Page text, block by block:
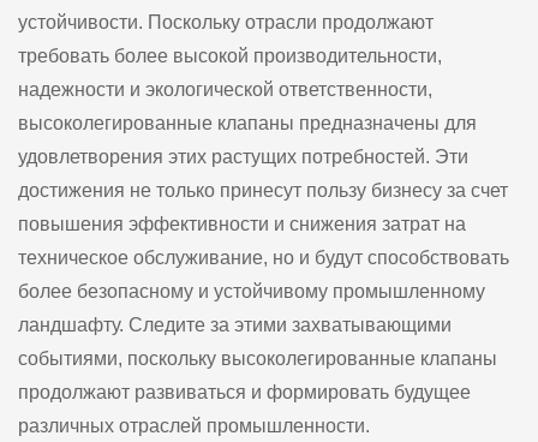
устойчивости. Поскольку отрасли продолжают
требовать более высокой производительности,
надежности и экологической ответственности,
высоколегированные клапаны предназначены для
удовлетворения этих растущих потребностей. Эти
достижения не только принесут пользу бизнесу за счет
повышения эффективности и снижения затрат на
техническое обслуживание, но и будут способствовать
более безопасному и устойчивому промышленному
ландшафту. Следите за этими захватывающими
событиями, поскольку высоколегированные клапаны
продолжают развиваться и формировать будущее
различных отраслей промышленности.